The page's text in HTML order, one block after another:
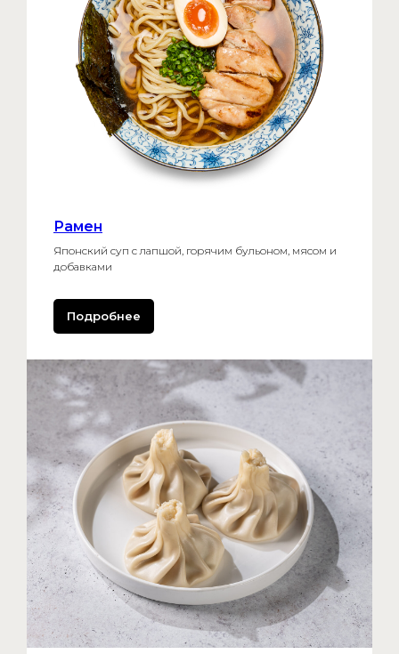
Рамен
Японский суп с лапшой, горячим бульоном, мясом и
добавками
Подробнее